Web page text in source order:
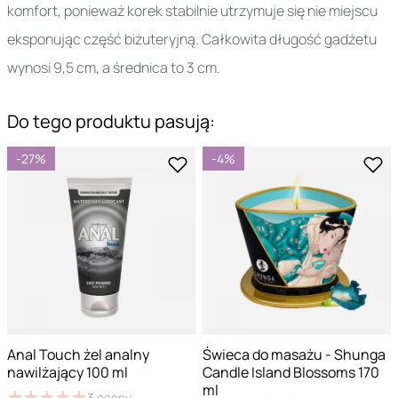
komfort, ponieważ korek stabilnie utrzymuje się nie miejscu
eksponując część biżuteryjną. Całkowita długość gadżetu
wynosi 9,5 cm, a średnica to 3 cm.
Do tego produktu pasują:
-27%
Anal Touch żel analny
nawilżający 100 ml
-4%
Świeca do masażu - Shunga
Candle Island Blossoms 170
ml